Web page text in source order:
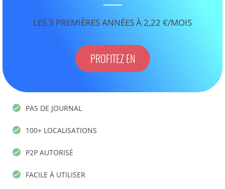
LES 3 PREMIÈRES ANNÉES À 2,22 €/MOIS
PROFITEZ EN
PAS DE JOURNAL
100+ LOCALISATIONS
P2P AUTORISÉ
FACILE À UTILISER